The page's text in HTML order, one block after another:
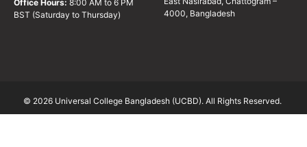
Office Hours: 8:00 AM to 6 PM
BST (Saturday to Thursday)
4000, Bangladesh
© 2026 Universal College Bangladesh (UCBD). All Rights Reserved.